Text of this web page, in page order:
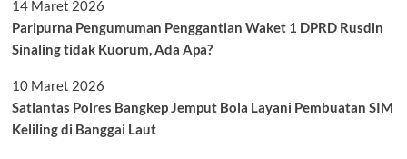
14 Maret 2026
Paripurna Pengumuman Penggantian Waket 1 DPRD Rusdin
Sinaling tidak Kuorum, Ada Apa?
10 Maret 2026
Satlantas Polres Bangkep Jemput Bola Layani Pembuatan SIM
Keliling di Banggai Laut